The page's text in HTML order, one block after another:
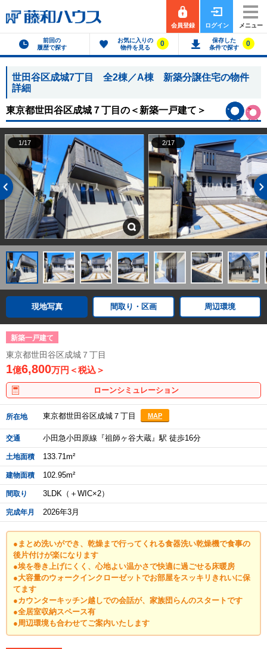
会員登録 ログイン メニュー
前回の
履歴で探す
お気に入りの
物件を見る
0
保存した
条件で探す
0
世田谷区成城7丁目 全2棟／A棟 新築分譲住宅の物件
詳細
東京都世田谷区成城７丁目の ＜新築一戸建て＞
1/17 2/17
現地写真 間取り・区画 周辺環境
新築一戸建て
東京都世田谷区成城７丁目
1億6,800万円＜税込＞
ローンシミュレーション
所在地 東京都世田谷区成城７丁目 MAP
交通 小田急小田原線『祖師ヶ谷大蔵』駅 徒歩16分
土地面積 133.71m²
建物面積 102.95m²
間取り 3LDK（＋WIC×2）
完成年月 2026年3月
●まとめ洗いができ、乾燥まで行ってくれる食器洗い乾燥機で食事の
後片付けが楽になります
●埃を巻き上げにくく、心地よい温かさで快適に過ごせる床暖房
●大容量のウォークインクローゼットでお部屋をスッキリきれいに保
てます
●カウンターキッチン越しでの会話が、家族団らんのスタートです
●全居室収納スペース有
●周辺環境も合わせてご案内いたします